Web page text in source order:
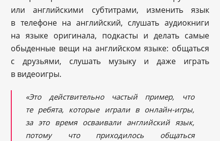
или английскими субтитрами, изменить язык
в телефоне на английский, слушать аудиокниги
на языке оригинала, подкасты и делать самые
обыденные вещи на английском языке: общаться
с друзьями, слушать музыку и даже играть
в видеоигры.
«Это действительно частый пример, что
те ребята, которые играли в онлайн-игры,
за это время осваивали английский язык,
потому что приходилось общаться